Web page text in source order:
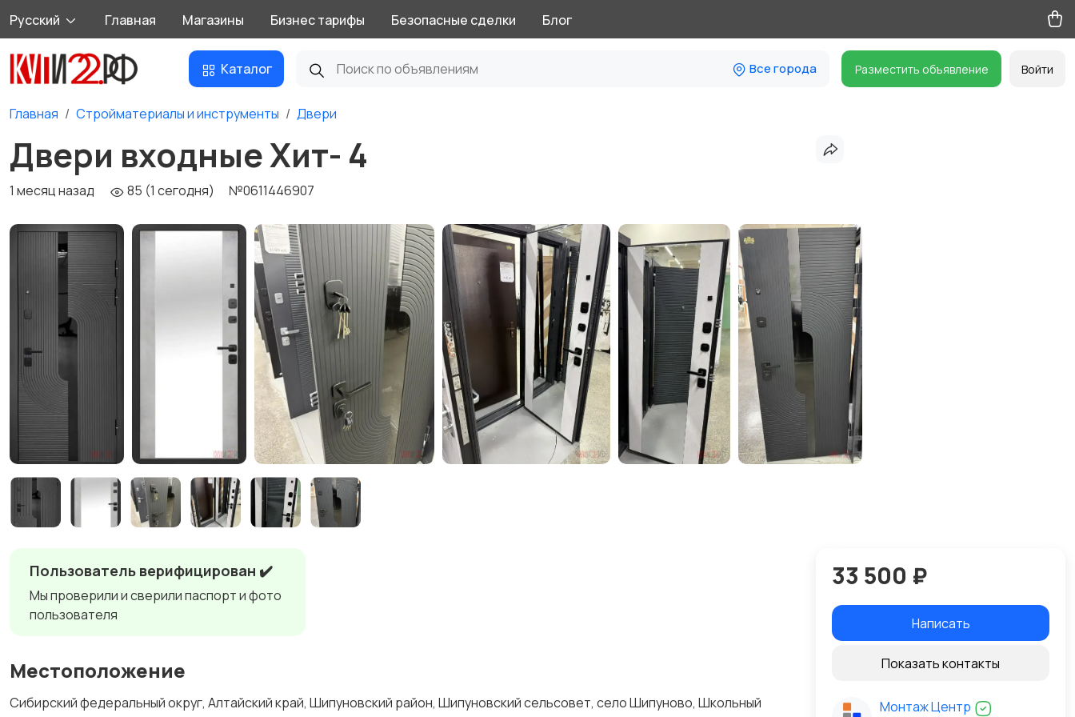
Русский Главная Магазины Бизнес тарифы Безопасные сделки Блог
Каталог Все города Разместить объявление Войти
Главная Стройматериалы и инструменты Двери
Двери входные Хит- 4
1 месяц назад 85 (1 сегодня) №0611446907
Пользователь верифицирован ✔️
Мы проверили и сверили паспорт и фото
пользователя
Местоположение
Сибирский федеральный округ, Алтайский край, Шипуновский район, Шипуновский сельсовет, село Шипуново, Школьный
33 500 ₽
Написать
Показать контакты
Монтаж Центр